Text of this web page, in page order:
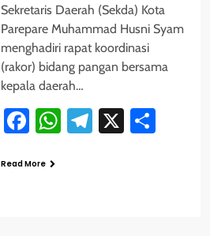
Sekretaris Daerah (Sekda) Kota
Parepare Muhammad Husni Syam
menghadiri rapat koordinasi
(rakor) bidang pangan bersama
kepala daerah…
Facebook
WhatsApp
Telegram
X
Read More